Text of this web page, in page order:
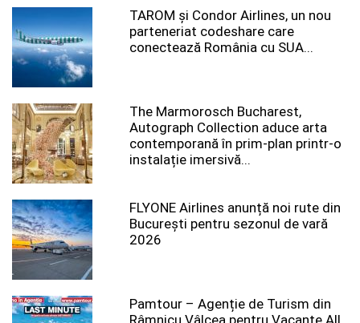
TAROM şi Condor Airlines, un nou
parteneriat codeshare care
conectează România cu SUA...
The Marmorosch Bucharest,
Autograph Collection aduce arta
contemporană în prim-plan printr-o
instalație imersivă...
FLYONE Airlines anunță noi rute din
București pentru sezonul de vară
2026
Pamtour – Agenție de Turism din
Râmnicu Vâlcea pentru Vacanțe All